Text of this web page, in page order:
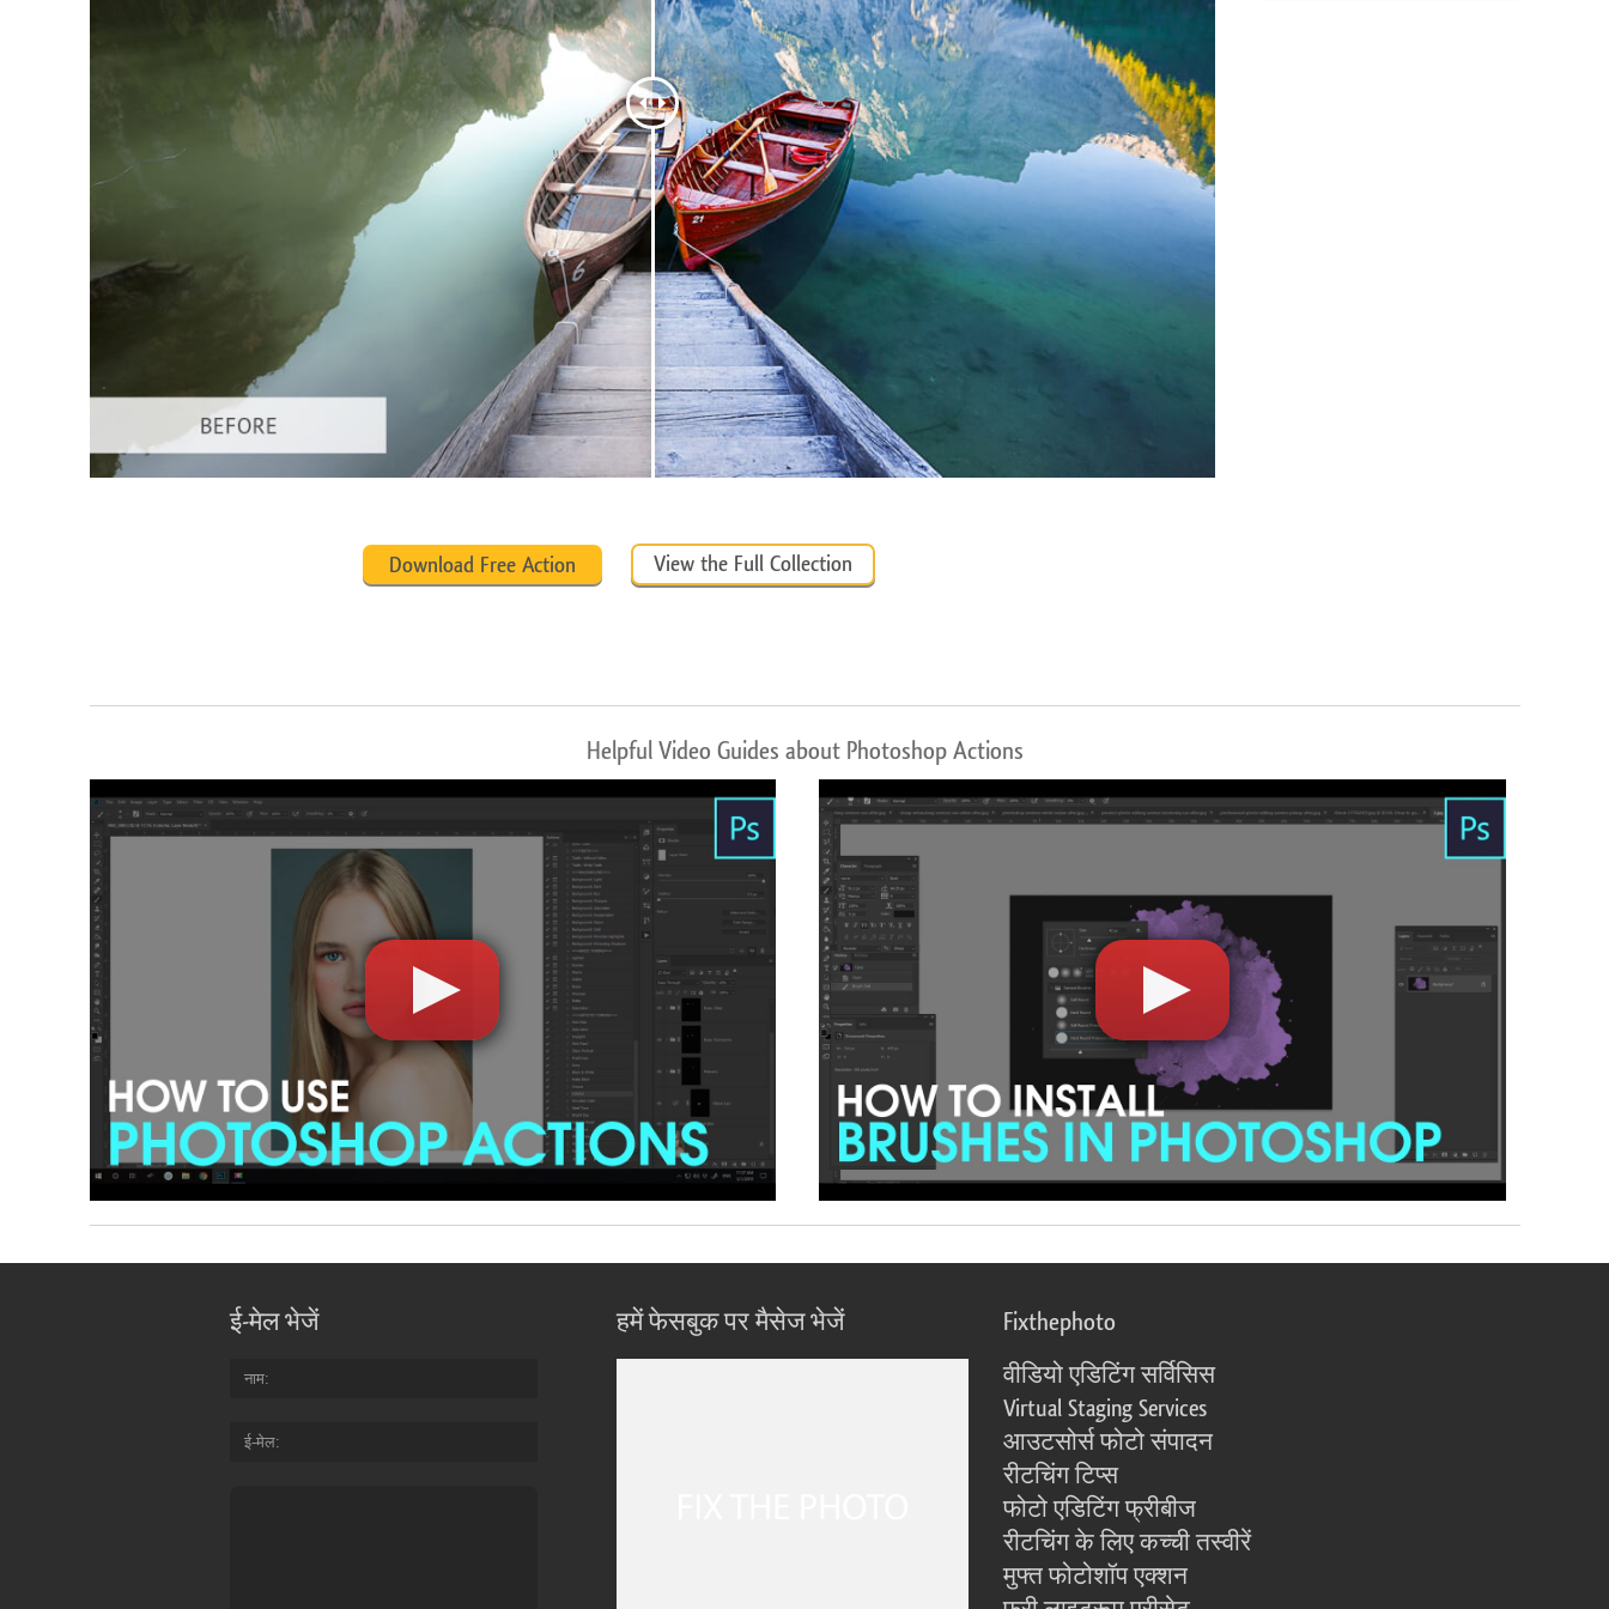
उत्पाद सुधार सेवाएं ज्वैलरी रीटचिंग सर्विसेज एआई प्रशिक्षण डेटा
Download Free Action View the Full Collection
Helpful Video Guides about Photoshop Actions
ई-मेल भेजें
नाम
ई-मेल
हमें फेसबुक पर मैसेज भेजें Fixthephoto
वीडियो एडिटिंग सर्विसिस
Virtual Staging Services
आउटसोर्स फोटो संपादन
रीटचिंग टिप्स
फोटो एडिटिंग फ्रीबीज
रीटचिंग के लिए कच्ची तस्वीरें
मुफ्त फोटोशॉप एक्शन